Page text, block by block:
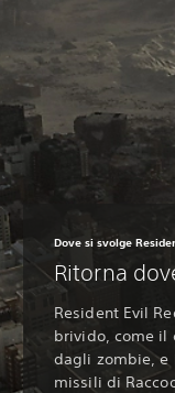
Dove si svolge
Ritorna
Resident Evil
brivido, come il
dagli zombie, e
missili di